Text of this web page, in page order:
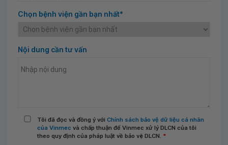
Chọn bệnh viện gần bạn nhất*
Nội dung cần tư vấn
Tôi đã đọc và đồng ý với Chính sách bảo vệ dữ liệu cá nhân
của Vinmec và chấp thuận để Vinmec xử lý DLCN của tôi
theo quy định của pháp luật về bảo vệ DLCN. *